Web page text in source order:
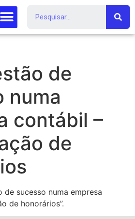
de
numa
contábil –
de
de sucesso numa empresa
de honorários”.